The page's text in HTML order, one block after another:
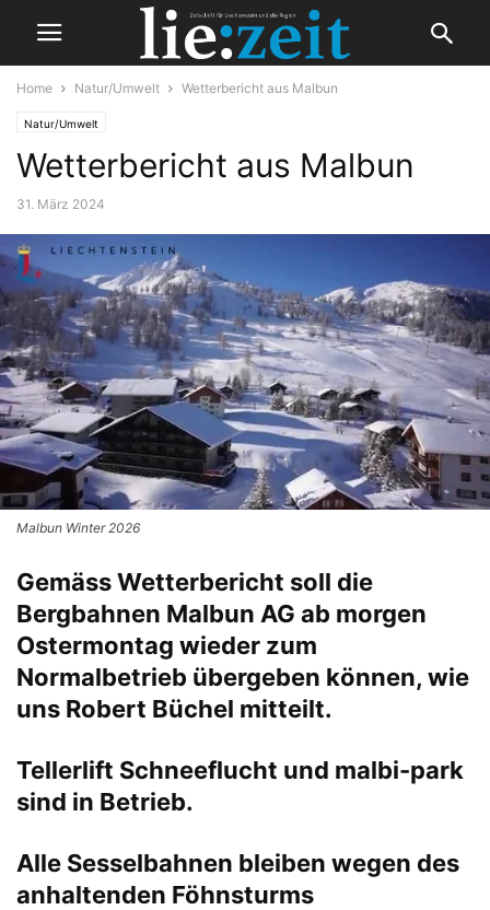
Home Natur/Umwelt Wetterbericht aus Malbun
Natur/Umwelt
Wetterbericht aus Malbun
31. März 2024
Malbun Winter 2026
Gemäss Wetterbericht soll die
Bergbahnen Malbun AG ab morgen
Ostermontag wieder zum
Normalbetrieb übergeben können, wie
uns Robert Büchel mitteilt.
Tellerlift Schneeflucht und malbi-park
sind in Betrieb.
Alle Sesselbahnen bleiben wegen des
anhaltenden Föhnsturms